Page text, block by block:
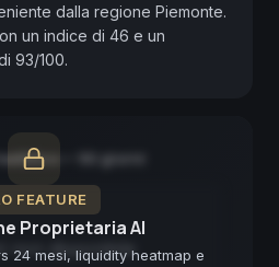
dalla regione Piemonte.
un indice di 46 e un
93/100.
FEATURE
Proprietaria AI
24 mesi, liquidity heatmap e
— 90 giorni
non disponibile